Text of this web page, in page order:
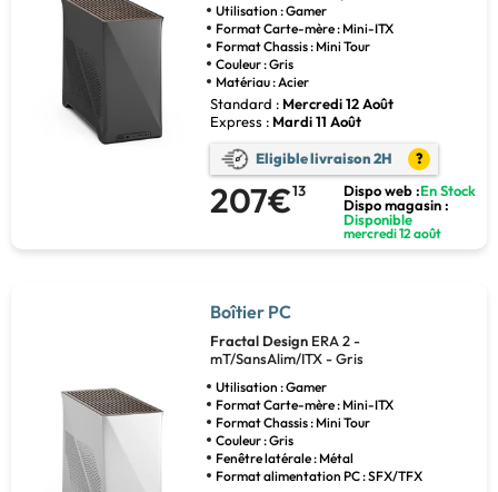
Utilisation : Gamer
Format Carte-mère : Mini-ITX
Format Chassis : Mini Tour
Couleur : Gris
Matériau : Acier
Standard : Mercredi 12 Août
Express : Mardi 11 Août
Eligible livraison 2H ?
207€13 Dispo web :En Stock
Dispo magasin :
Disponible
mercredi 12 août
Boîtier PC
Fractal Design ERA 2 -
mT/SansAlim/ITX - Gris
Utilisation : Gamer
Format Carte-mère : Mini-ITX
Format Chassis : Mini Tour
Couleur : Gris
Fenêtre latérale : Métal
Format alimentation PC : SFX/TFX